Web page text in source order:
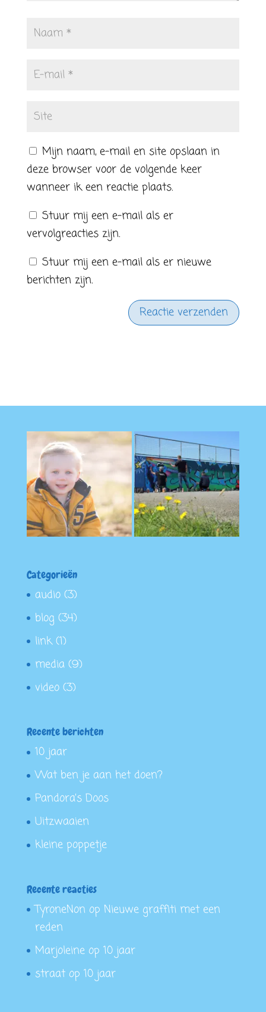
Mijn naam, e-mail en site opslaan in
deze browser voor de volgende keer
wanneer ik een reactie plaats.
Stuur mij een e-mail als er
vervolgreacties zijn.
Stuur mij een e-mail als er nieuwe
berichten zijn.
Categorieën
audio(3)
blog (34)
link(1)
media(9)
video(3)
Recente berichten
10 jaar
Wat ben je aan het doen?
Pandora’s Doos
Uitzwaaien
kleine poppetje
Recente reacties
TyroneNon op Nieuwe graffiti met een
reden
Marjoleineop 10 jaar
straatop 10 jaar